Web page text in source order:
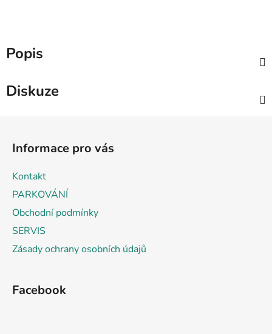
Popis
Diskuze
Informace pro vás
Kontakt
PARKOVÁNÍ
Obchodní podmínky
SERVIS
Zásady ochrany osobních údajů
Facebook